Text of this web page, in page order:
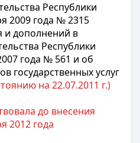
Республики
2009 года № 2315
и дополнений в
Республики
года № 561 и об
государственных услуг
на 22.07.2011 г.)
до внесения
2012 года